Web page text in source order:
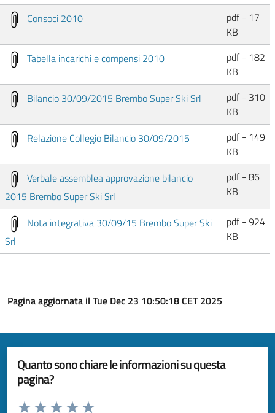
Consoci 2010
pdf - 17
KB
Tabella incarichi e compensi 2010
pdf - 182
KB
Bilancio 30/09/2015 Brembo Super Ski Srl
pdf - 310
KB
Relazione Collegio Bilancio 30/09/2015
pdf - 149
KB
Verbale assemblea approvazione bilancio
2015 Brembo Super Ski Srl
pdf - 86
KB
Nota integrativa 30/09/15 Brembo Super Ski
Srl
pdf - 924
KB
Pagina aggiornata il Tue Dec 23 10:50:18 CET 2025
Quanto sono chiare le informazioni su questa
pagina?
Valuta da 1 a 5 stelle la pagina